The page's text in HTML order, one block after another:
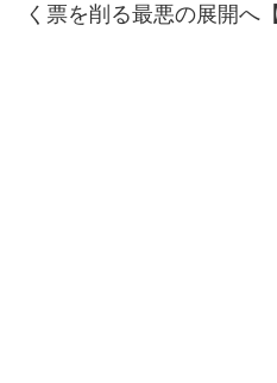
く票を削る最悪の展開へ